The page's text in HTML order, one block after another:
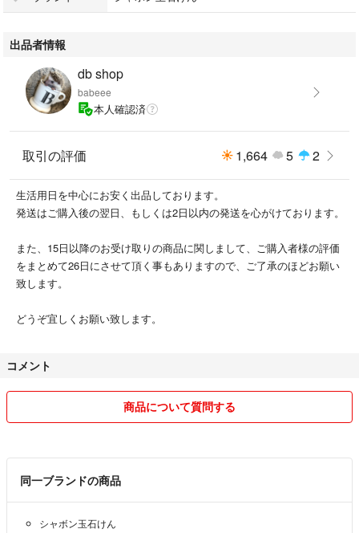
出品者情報
db shop
babeee
本人確認済
取引の評価 1,664 5 2
生活用日を中心にお安く出品しております。
発送はご購入後の翌日、もしくは2日以内の発送を心がけております。
また、15日以降のお受け取りの商品に関しまして、ご購入者様の評価
をまとめて26日にさせて頂く事もありますので、ご了承のほどお願い
致します。
どうぞ宜しくお願い致します。
コメント
商品について質問する
同一ブランドの商品
シャボン玉石けん